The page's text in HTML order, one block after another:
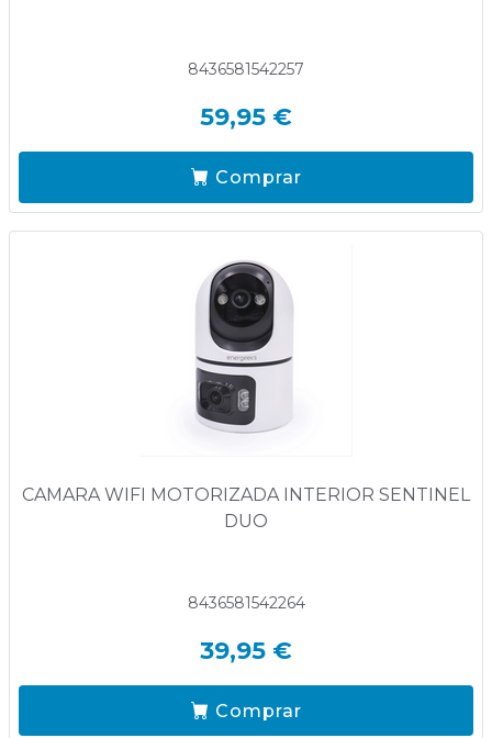
8436581542257
59,95 €
Comprar
CAMARA WIFI MOTORIZADA INTERIOR SENTINEL
DUO
8436581542264
39,95 €
Comprar